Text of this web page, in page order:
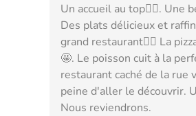
Un accueil au top👍🏻. Une
Des plats délicieux et
grand restaurant👌🏻 La
🤩. Le poisson cuit à la
restaurant caché de la rue
peine d'aller le découvrir.
Nous reviendrons.